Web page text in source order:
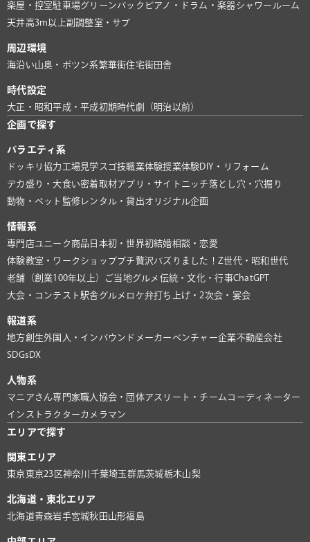
楽屋・控室駐車場グリーンバック ピアノ・ドラム・楽器シャワールーム
天井高3m以上副調整室・サブ
周辺環境
海沿い山奥・ポツン系繁華街住宅街田舎
時代設定
大正・昭和平成・平成初期時代劇（明治以前）
企画で探す
バラエティ系
ドッキリ協力 工場見学 スゴ技職業体験授業体験 DIY・リフォーム
デカ盛り・大食い密着取材アプリ・サイト ニッチ落とし穴・穴掘り
動物・ペット 監修 レンタル・貸出オリジナル企画
情報系
専門店ユニーク商品 日本初・世界初結婚相談・恋愛
体験教室・ワークショッププチ贅沢バズりました！ Z世代・昭和世代
老舗（創業100年以上）
ご当地グルメ 伝統・文化・行事ChatGPT
大会・コンテスト 駅舎グルメ ロケ弁打ち上げ・2次会・宴会
報道系
地方創生外国人・インバウンド メーカー ベンチャー企業不動産会社
SDGs DX
人物系
マニアさん専門家 職人 協会・団体アスリート・チーム コーディネーター
インストラクターカメラマン
エリアで探す
関東エリア
東京 東京23区神奈川 千葉埼玉群馬茨城栃木山梨
北海道・東北エリア
北海道青森岩手宮城秋田 山形福島